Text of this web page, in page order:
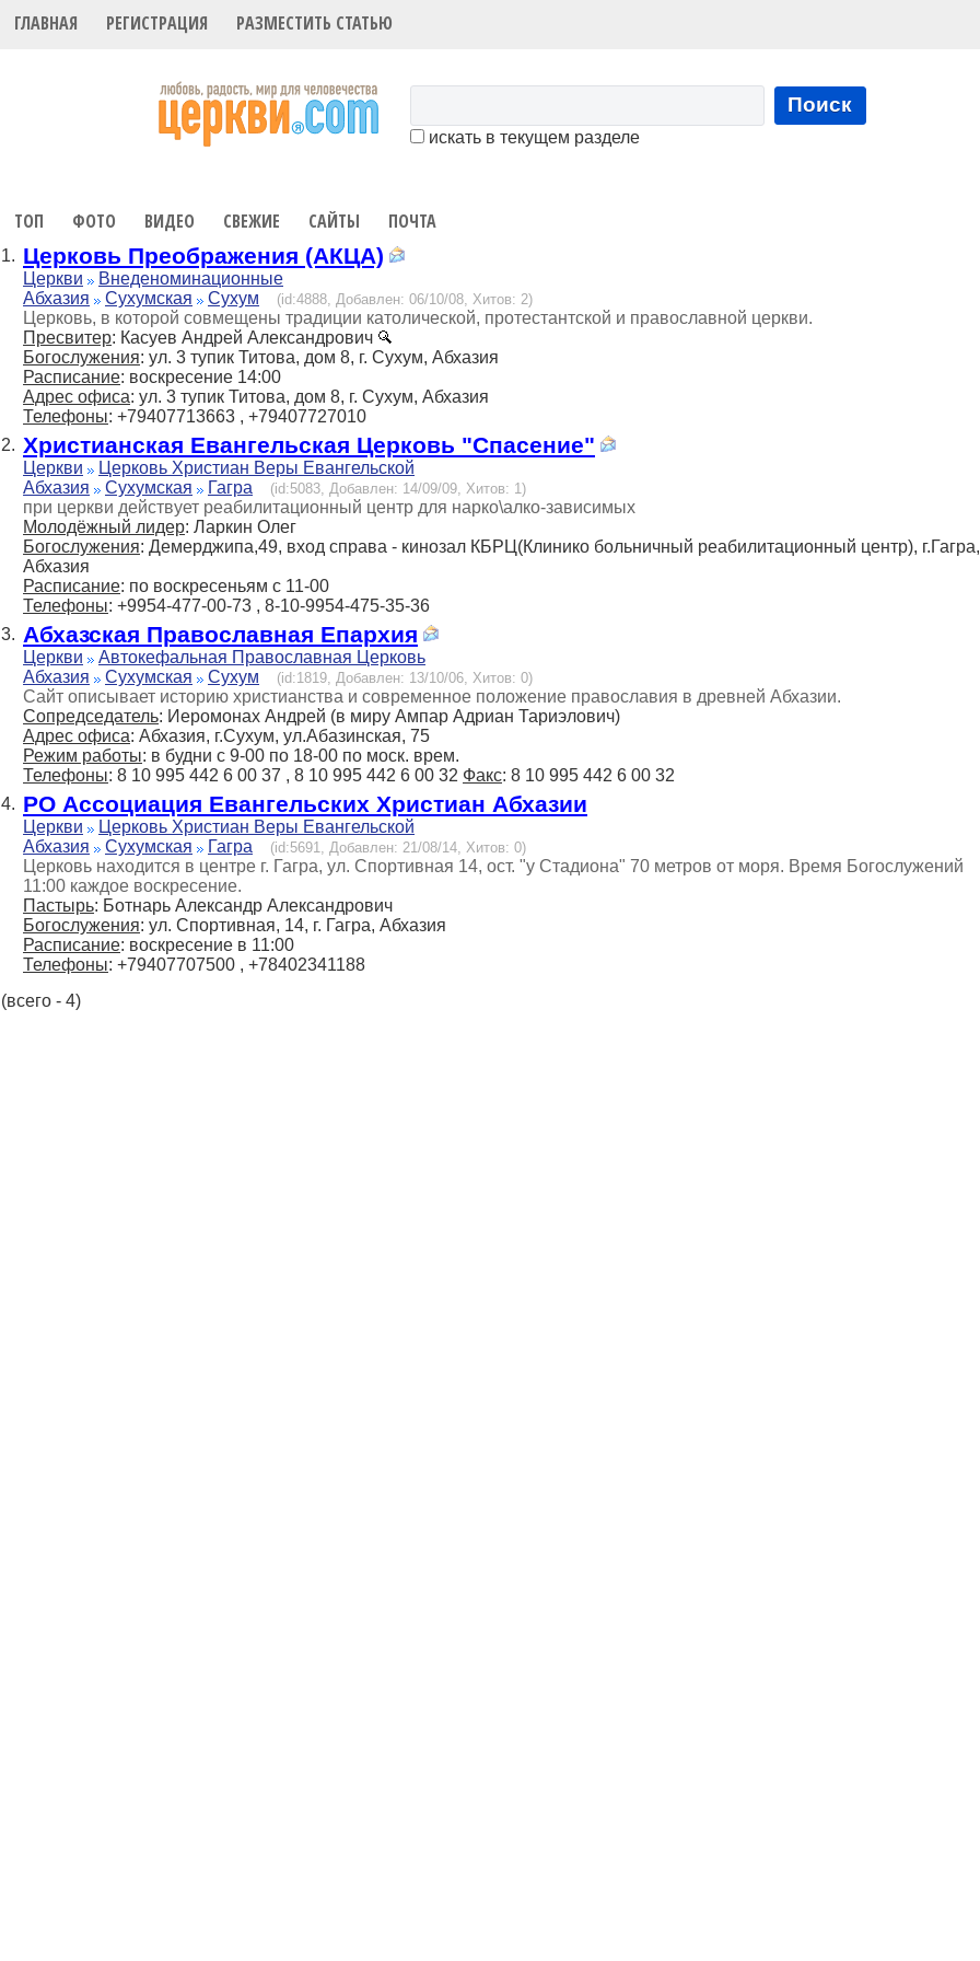
ГЛАВНАЯ РЕГИСТРАЦИЯ РАЗМЕСТИТЬ СТАТЬЮ
Поиск
искать в текущем разделе
ТОП ФОТО ВИДЕО СВЕЖИЕ САЙТЫ ПОЧТА
1. Церковь Преображения (АКЦА)
Церкви
Внеденоминационные
Абхазия
Сухумская Сухум (id:4888, Добавлен: 06/10/08, Хитов: 2)
Церковь, в которой совмещены традиции католической, протестантской и православной церкви.
Пресвитер: Касуев Андрей Александрович
Богослужения: ул. 3 тупик Титова, дом 8, г. Сухум, Абхазия
Расписание: воскресение 14:00
Адрес офиса: ул. 3 тупик Титова, дом 8, г. Сухум, Абхазия
Телефоны: +79407713663 , +79407727010
2. Христианская Евангельская Церковь "Спасение"
Церкви
Церковь Христиан Веры Евангельской
Абхазия
Сухумская Гагра (id:5083, Добавлен: 14/09/09, Хитов: 1)
при церкви действует реабилитационный центр для нарко\алко-зависимых
Молодёжный лидер: Ларкин Олег
Богослужения: Демерджипа,49, вход справа - кинозал КБРЦ(Клинико больничный реабилитационный центр), г.Гагра,
Абхазия
Расписание: по воскресеньям с 11-00
Телефоны: +9954-477-00-73 , 8-10-9954-475-35-36
3. Абхазская Православная Епархия
Церкви
Автокефальная Православная Церковь
Абхазия
Сухумская Сухум (id:1819, Добавлен: 13/10/06, Хитов: 0)
Сайт описывает историю христианства и современное положение православия в древней Абхазии.
Сопредседатель: Иеромонах Андрей (в миру Ампар Адриан Тариэлович)
Адрес офиса: Абхазия, г.Сухум, ул.Абазинская, 75
Режим работы: в будни с 9-00 по 18-00 по моск. врем.
Телефоны: 8 10 995 442 6 00 37 , 8 10 995 442 6 00 32 Факс: 8 10 995 442 6 00 32
4. РО Ассоциация Евангельских Христиан Абхазии
Церкви
Церковь Христиан Веры Евангельской
Абхазия
Сухумская Гагра (id:5691, Добавлен: 21/08/14, Хитов: 0)
Церковь находится в центре г. Гагра, ул. Спортивная 14, ост. "у Стадиона" 70 метров от моря. Время Богослужений
11:00 каждое воскресение.
Пастырь: Ботнарь Александр Александрович
Богослужения: ул. Спортивная, 14, г. Гагра, Абхазия
Расписание: воскресение в 11:00
Телефоны: +79407707500 , +78402341188
(всего - 4)